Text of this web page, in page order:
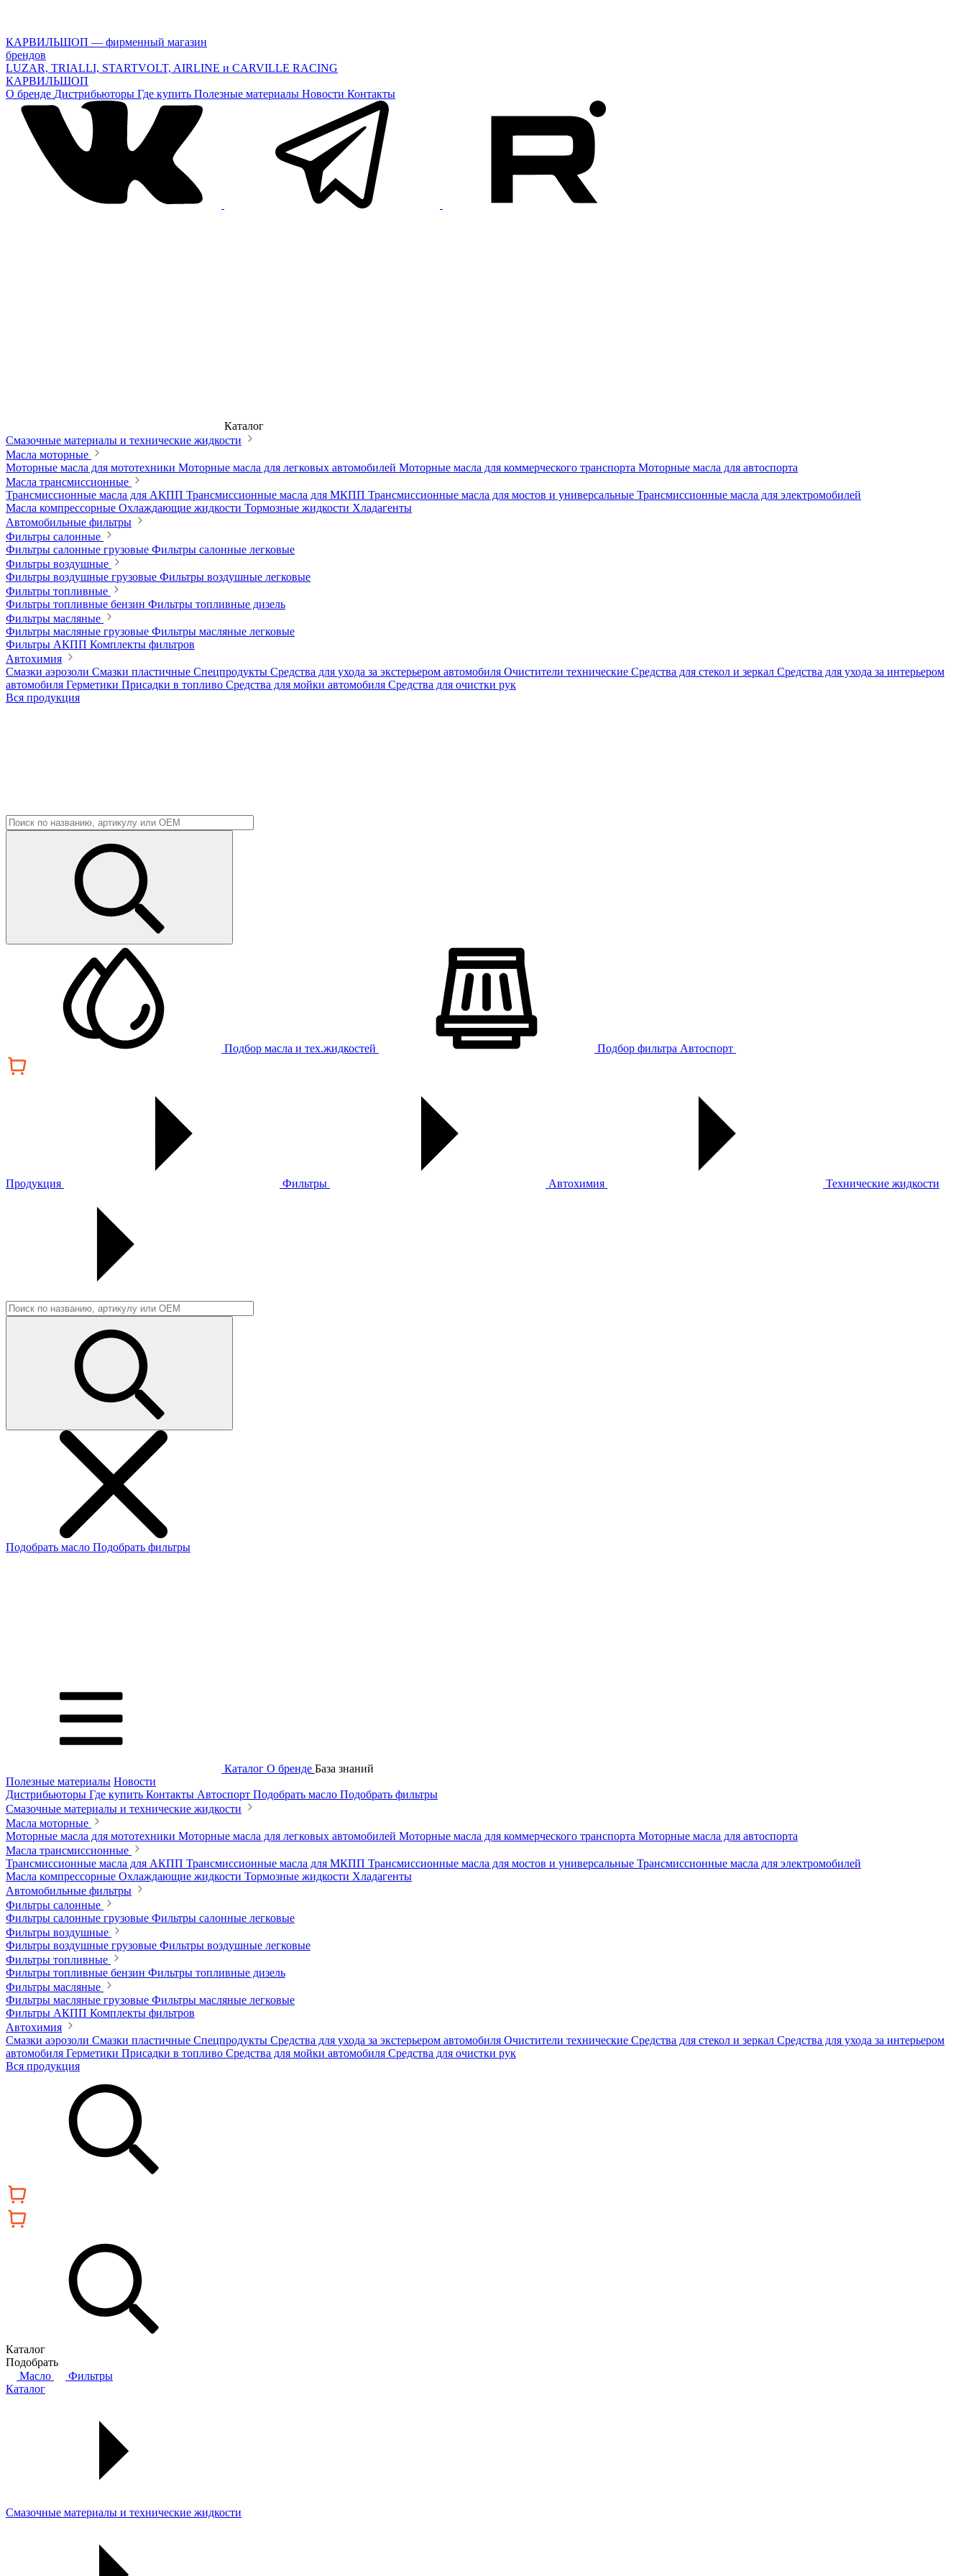
КАРВИЛЬШОП — фирменный магазин
брендов
LUZAR, TRIALLI, STARTVOLT, AIRLINE и CARVILLE RACING
КАРВИЛЬШОП
О бренде Дистрибьюторы Где купить Полезные материалы Новости Контакты
Каталог
Смазочные материалы и технические жидкости
Масла моторные
Моторные масла для мототехники Моторные масла для легковых автомобилей Моторные масла для коммерческого транспорта Моторные масла для автоспорта
Масла трансмиссионные
Трансмиссионные масла для АКПП Трансмиссионные масла для МКПП Трансмиссионные масла для мостов и универсальные Трансмиссионные масла для электромобилей
Масла компрессорные Охлаждающие жидкости Тормозные жидкости Хладагенты
Автомобильные фильтры
Фильтры салонные
Фильтры салонные грузовые Фильтры салонные легковые
Фильтры воздушные
Фильтры воздушные грузовые Фильтры воздушные легковые
Фильтры топливные
Фильтры топливные бензин Фильтры топливные дизель
Фильтры масляные
Фильтры масляные грузовые Фильтры масляные легковые
Фильтры АКПП Комплекты фильтров
Автохимия
Смазки аэрозоли Смазки пластичные Спецпродукты Средства для ухода за экстерьером автомобиля Очистители технические Средства для стекол и зеркал Средства для ухода за интерьером
автомобиля Герметики Присадки в топливо Средства для мойки автомобиля Средства для очистки рук
Вся продукция
Подбор масла и тех.жидкостей Подбор фильтра Автоспорт
Продукция Фильтры Автохимия Технические жидкости
Подобрать масло Подобрать фильтры
Каталог О бренде База знаний
Полезные материалы Новости
Дистрибьюторы Где купить Контакты Автоспорт Подобрать масло Подобрать фильтры
Смазочные материалы и технические жидкости
Масла моторные
Моторные масла для мототехники Моторные масла для легковых автомобилей Моторные масла для коммерческого транспорта Моторные масла для автоспорта
Масла трансмиссионные
Трансмиссионные масла для АКПП Трансмиссионные масла для МКПП Трансмиссионные масла для мостов и универсальные Трансмиссионные масла для электромобилей
Масла компрессорные Охлаждающие жидкости Тормозные жидкости Хладагенты
Автомобильные фильтры
Фильтры салонные
Фильтры салонные грузовые Фильтры салонные легковые
Фильтры воздушные
Фильтры воздушные грузовые Фильтры воздушные легковые
Фильтры топливные
Фильтры топливные бензин Фильтры топливные дизель
Фильтры масляные
Фильтры масляные грузовые Фильтры масляные легковые
Фильтры АКПП Комплекты фильтров
Автохимия
Смазки аэрозоли Смазки пластичные Спецпродукты Средства для ухода за экстерьером автомобиля Очистители технические Средства для стекол и зеркал Средства для ухода за интерьером
автомобиля Герметики Присадки в топливо Средства для мойки автомобиля Средства для очистки рук
Вся продукция
Каталог
Подобрать
Масло
Фильтры
Каталог
Смазочные материалы и технические жидкости